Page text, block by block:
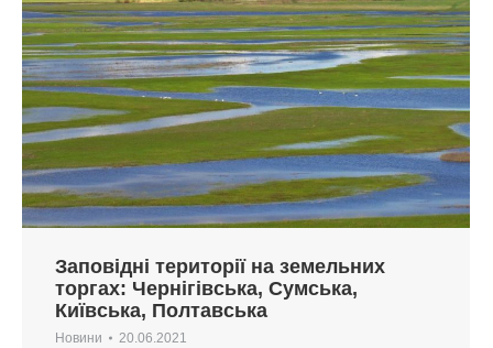
Заповідні території на земельних
торгах: Чернігівська, Сумська,
Київська, Полтавська
Новини 20.06.2021